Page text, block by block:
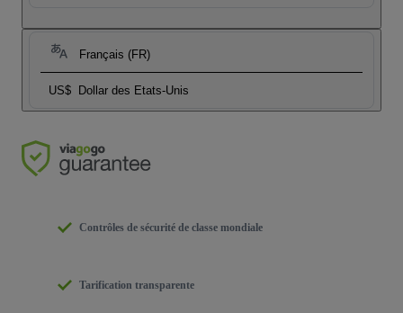
Français (FR)
US$ Dollar des Etats-Unis
Contrôles de sécurité de classe mondiale
Tarification transparente